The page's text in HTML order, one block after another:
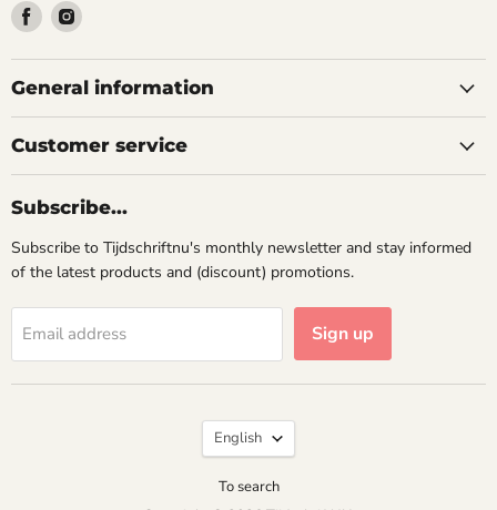
Find
us
on
Facebook
Find
on
Instagram
General information
Customer service
Subscribe...
Subscribe to Tijdschriftnu's monthly newsletter and stay informed
of the latest products and (discount) promotions.
Email address Sign up
To search
Language
English